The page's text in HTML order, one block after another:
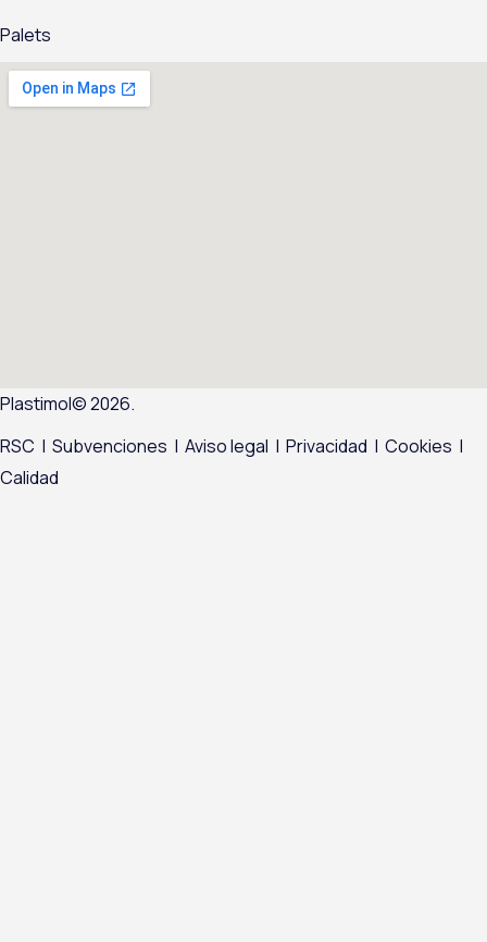
Palets
Plastimol© 2026.
RSC | Subvenciones | Aviso legal | Privacidad | Cookies |
Calidad